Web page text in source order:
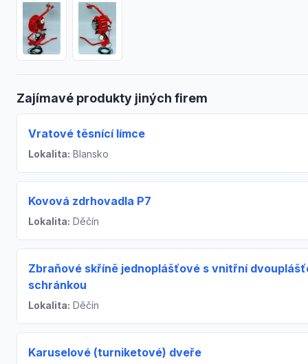
Zajímavé produkty jiných firem
Vratové těsnící límce
Lokalita: Blansko
Kovová zdrhovadla P7
Lokalita: Děčín
Zbraňové skříně jednoplášťové s vnitřní
schránkou
Lokalita: Děčín
Karuselové (turniketové) dveře